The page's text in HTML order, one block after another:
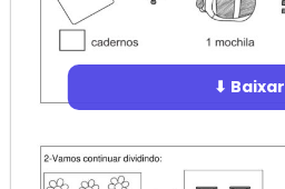
⬇ Baixar